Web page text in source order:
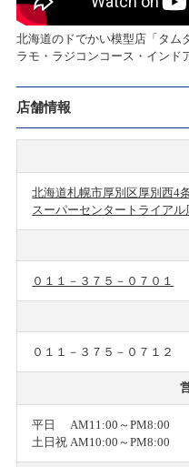
北海道のドでかい模型店「タム
ラモ・ラジコンコース・インド
店舗情報
北海道札幌市厚別区厚別西4
スーパーセンタートライアル
０１１－３７５－０７０１
０１１－３７５－０７１２
平日 AM11:00～PM8:00
土日祝 AM10:00～PM8:00